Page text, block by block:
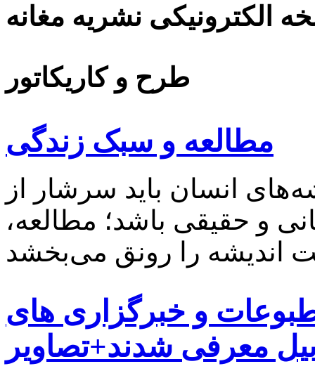
الکترونیکی نشریه مغانه
طرح و کاریکاتور
مطالعه و سبک زندگی
انسان باید سرشار از
و حقیقی باشد؛ مطالعه،
و خبرگزاری های
معرفی شدند+تصاویر